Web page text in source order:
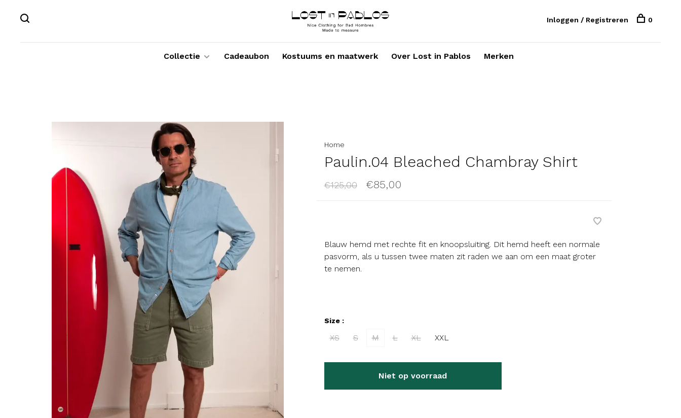
Collectie Cadeaubon Kostuums en maatwerk Over Lost in Pablos Merken
Inloggen / Registreren 0
Home
Paulin.04 Bleached Chambray Shirt
€125,00 €85,00
Blauw hemd met rechte fit en knoopsluiting. Dit hemd heeft een normale
pasvorm, als u tussen twee maten zit raden we aan om een maat groter
te nemen.
Size :
XS S M L XL XXL
Niet op voorraad